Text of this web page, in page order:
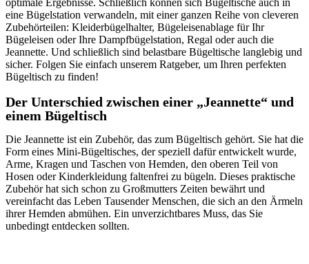
optimale Ergebnisse. Schließlich können sich Bügeltische auch in
eine Bügelstation verwandeln, mit einer ganzen Reihe von cleveren
Zubehörteilen: Kleiderbügelhalter, Bügeleisenablage für Ihr
Bügeleisen oder Ihre Dampfbügelstation, Regal oder auch die
Jeannette. Und schließlich sind belastbare Bügeltische langlebig und
sicher. Folgen Sie einfach unserem Ratgeber, um Ihren perfekten
Bügeltisch zu finden!
Der Unterschied zwischen einer „Jeannette“ und
einem Bügeltisch
Die Jeannette ist ein Zubehör, das zum Bügeltisch gehört. Sie hat die
Form eines Mini-Bügeltisches, der speziell dafür entwickelt wurde,
Arme, Kragen und Taschen von Hemden, den oberen Teil von
Hosen oder Kinderkleidung faltenfrei zu bügeln. Dieses praktische
Zubehör hat sich schon zu Großmutters Zeiten bewährt und
vereinfacht das Leben Tausender Menschen, die sich an den Ärmeln
ihrer Hemden abmühen. Ein unverzichtbares Muss, das Sie
unbedingt entdecken sollten.